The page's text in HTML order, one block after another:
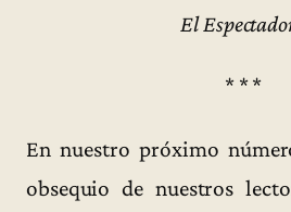
El
* * *
En nuestro próximo
obsequio de nuestros